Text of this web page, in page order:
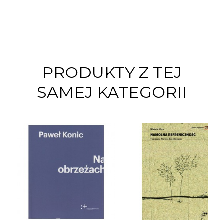
PRODUKTY Z TEJ
SAMEJ KATEGORII